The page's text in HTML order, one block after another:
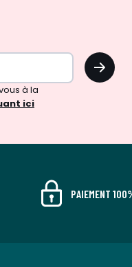
OK
à la
ici
PAIEMENT